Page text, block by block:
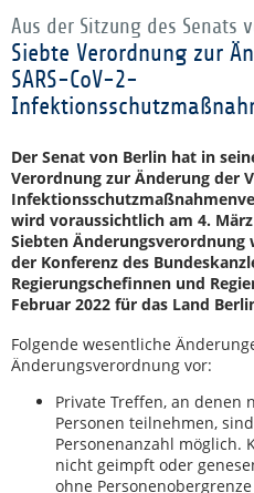
Aus der Sitzung des Senats
Siebte Verordnung zur
SARS-CoV-2-
Der Senat von Berlin hat in
Verordnung zur Änderung der
wird voraussichtlich am 4.
Siebten Änderungsverordnung
der Konferenz des
Regierungschefinnen und
Februar 2022 für das Land
Folgende wesentliche
Änderungsverordnung vor:
Private Treffen, an denen
Personen teilnehmen,
Personenanzahl möglich.
nicht geimpft oder
ohne